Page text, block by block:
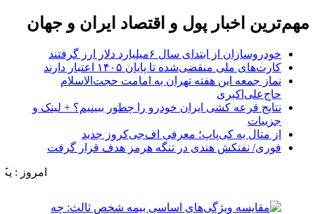
مهم‌ترین اخبار پول و اقتصاد ایران و جهان
خودروسازان از ابتدای سال ۶میلیارد دلار ارز گرفتند
کارت‌های ملی منقضی‌شده تا پایان ۱۴۰۵ اعتبار دارند
نماز جمعه این هفته تهران به امامت حجت‌الاسلام
حاج‌علی‌اکبری
نتایج قرعه کشی ایران خودرو را چطور ببینیم؟ + لینک و
جزییات
از متال به کی‌پاپ؛ معرفی اف‌جی‌کروز جدید
فوری/ نفتکش هندی در تنگه هرمز هدف قرار گرفت
امروز : یکشنبه, ۱۸ مرداد , ۱۴۰۵ .::. برابر با : Sunday, 9 August , 2026 .::. اخبار منتشر شده : 43 خبر